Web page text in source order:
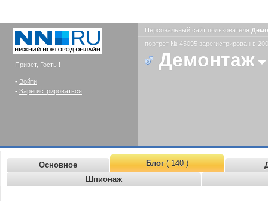
Привет, Гость !
- Войти
- Зарегистрироваться
Персональный сайт пользователя
портрет № 45095 зарегистрирован в
Демонтаж
Основное Блог( 140 )
Шпионаж